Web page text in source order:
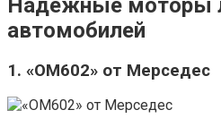
автомобилей
1. «OM602» от Мерседес